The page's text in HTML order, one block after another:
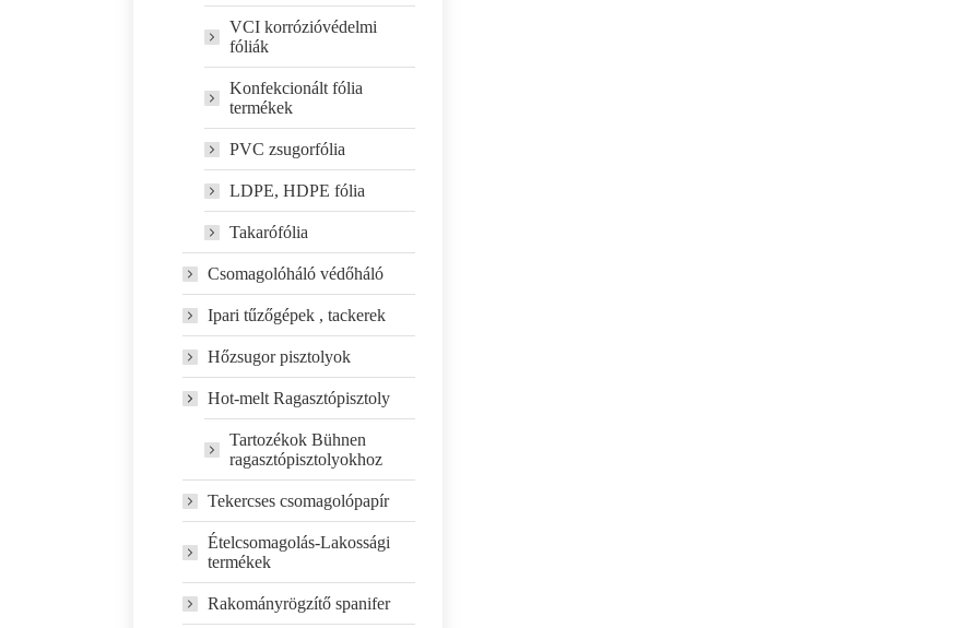
VCI korrózióvédelmi
fóliák
Konfekcionált fólia
termékek
PVC zsugorfólia
LDPE, HDPE fólia
Takarófólia
Csomagolóháló védőháló
Ipari tűzőgépek , tackerek
Hőzsugor pisztolyok
Hot-melt Ragasztópisztoly
Tartozékok Bühnen
ragasztópisztolyokhoz
Tekercses csomagolópapír
Ételcsomagolás-Lakossági
termékek
Rakományrögzítő spanifer